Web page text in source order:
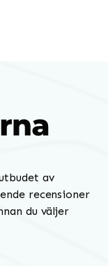
av
recensioner
du väljer